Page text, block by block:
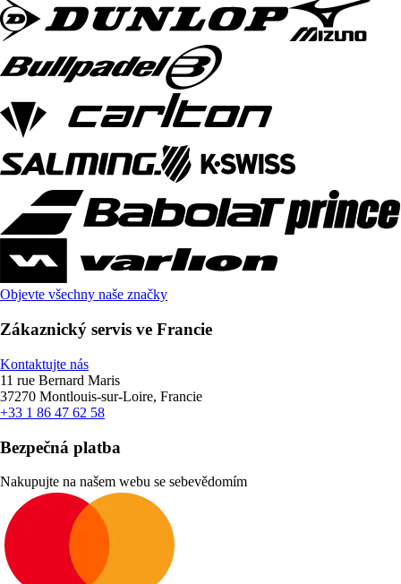
Objevte všechny naše značky
Zákaznický servis ve Francie
Kontaktujte nás
11 rue Bernard Maris
37270 Montlouis-sur-Loire, Francie
+33 1 86 47 62 58
Bezpečná platba
Nakupujte na našem webu se sebevědomím